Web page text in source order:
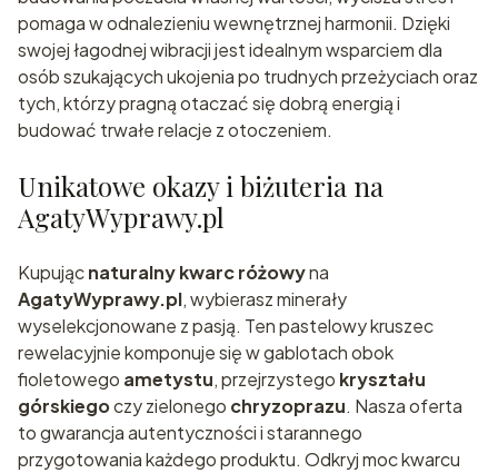
pomaga w odnalezieniu wewnętrznej harmonii. Dzięki
swojej łagodnej wibracji jest idealnym wsparciem dla
osób szukających ukojenia po trudnych przeżyciach oraz
tych, którzy pragną otaczać się dobrą energią i
budować trwałe relacje z otoczeniem.
Unikatowe okazy i biżuteria na
AgatyWyprawy.pl
Kupującnaturalny kwarc różowyna
AgatyWyprawy.pl, wybierasz minerały
wyselekcjonowane z pasją. Ten pastelowy kruszec
rewelacyjnie komponuje się w gablotach obok
fioletowego ametystu, przejrzystego kryształu
górskiegoczy zielonego chryzoprazu. Nasza oferta
to gwarancja autentyczności i starannego
przygotowania każdego produktu. Odkryj moc kwarcu